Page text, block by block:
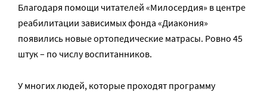
Благодаря помощи читателей «Милосердия» в центре
реабилитации зависимых фонда «Диакония»
появились новые ортопедические матрасы. Ровно 45
штук – по числу воспитанников.
У многих людей, которые проходят программу